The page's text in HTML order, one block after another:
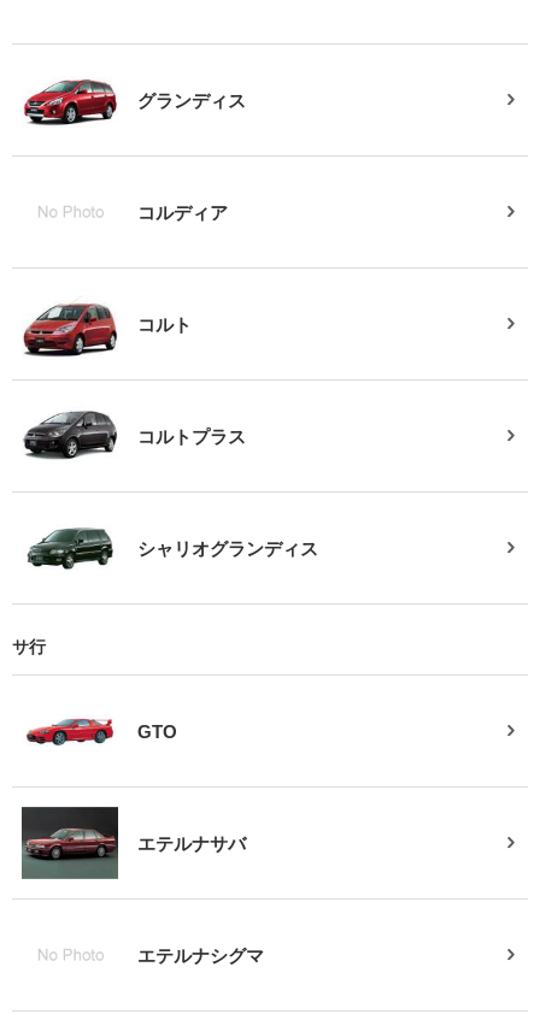
グランディス
コルディア
コルト
コルトプラス
シャリオグランディス
サ行
GTO
エテルナサバ
エテルナシグマ